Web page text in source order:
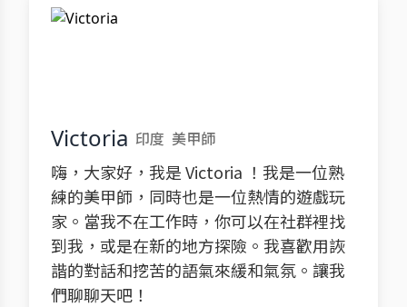
Victoria 印度 美甲師
嗨，大家好，我是 Victoria ！我是一位熟
練的美甲師，同時也是一位熱情的遊戲玩
家。當我不在工作時，你可以在社群裡找
到我，或是在新的地方探險。我喜歡用詼
諧的對話和挖苦的語氣來緩和氣氛。讓我
們聊聊天吧！